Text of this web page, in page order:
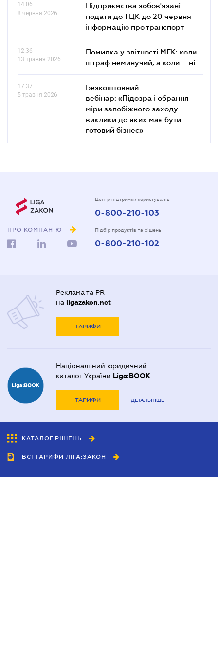
14.06
8 червня 2026
Підприємства зобов'язані
подати до ТЦК до 20 червня
інформацію про транспорт
12.36
13 травня 2026
Помилка у звітності МГК: коли
штраф неминучий, а коли – ні
17.37
5 травня 2026
Безкоштовний
вебінар: «Підозра і обрання
міри запобіжного заходу -
виклики до яких має бути
готовий бізнес»
ПРО КОМПАНІЮ
Центр підтримки користувачів
0-800-210-103
Підбір продуктів та рішень
0-800-210-102
Реклама та PR
на ligazakon.net
ТАРИФИ
Національний юридичний
каталог України Liga:BOOK
ТАРИФИ ДЕТАЛЬНІШЕ
КАТАЛОГ РІШЕНЬ
ВСІ ТАРИФИ ЛІГА:ЗАКОН